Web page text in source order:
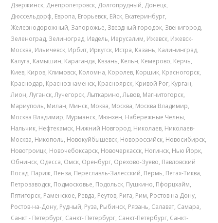
Дзержинск, Днепропетровск, Долгопрудный, Донецк,
Дюссельдорф, Европа, Егорьевск, Ейск, Екатеринбург,
Железнодорожный, Запорожье, Звездный городок, Звенигород,
Зеленоград, Зелиноград, Ивдель, Иерусалим, Ижевск, Ижевск-
Москва, Ильичевск, Ирбит, Иркутск, Истра, Казань, Калининград,
Калуга, Камышин, Караганда, Квзань, Кельн, Кемерово, Керчь,
Киев, Киров, Климовск, Коломна, Королев, Коршик, Красногорск,
Краснодар, Краснознаменск, Красноярск, Кривой Рог, Курган,
Лион,Луганск,Лучегорск,Лыткарино,Львов, Магнитогорск,
Мариуполь, Милан, Минск, Моква, Москва, Москва Владимир,
Москва Владимир, Мурманск, Мюнхен, Набережные Челны,
Нальчик, Нефтекамск, Нижний Новгород, Николаев, Николаев-
Москва, Никополь, Новокуйбышевск, Новороссийск, Новосибирск,
Новотроицк, Новочебоксарск, Новочеркасск, Ногинск, Нью Йорк,
Обнинск, Одесса, Омск, Оренбург, Орехово-Зуево, Павловский
Посад, Париж, Пенза, Переславль-Залесский, Пермь, Петах-Тиква,
Петрозаводск, Подмосковье, Подольск, Пушкино, Пфорцхайм,
Пятигорск, Раменское, Ревда, Реутов, Рига, Рим, Ростов на Дону,
Ростов-на-Дону, Рудный, Руза, Рыбинск, Рязань, Салават, Самара,
Санкт - Петербург, Санкт- Петербург, Санкт-Петербург, Санкт-